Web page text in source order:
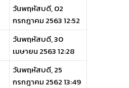
วันพฤหัสบดี, 02
กรกฎาคม 2563 12:52
วันพฤหัสบดี, 30
เมษายน 2563 12:28
วันพฤหัสบดี, 25
กรกฎาคม 2562 13:49